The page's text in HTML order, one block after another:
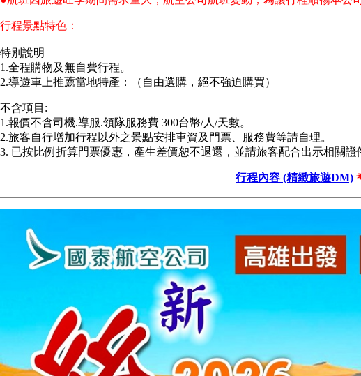
行程景點特色：
特別說明
1.全程購物及無自費行程。
2.導遊車上推薦當地特產：（自由選購，絕不強迫購買）
不含項目:
1.報價不含司機.導服.領隊服務費 300台幣/人/天數。
2.旅客自行增加行程以外之景點安排車資及門票、服務費等請自理。
3. 已按比例折算門票優惠，產生差價恕不退還，並請旅客配合出示相關證
行程內容 (精緻旅遊DM)